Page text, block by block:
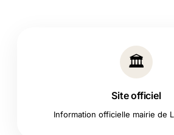
🏛️
Site officiel
Information officielle mairie de